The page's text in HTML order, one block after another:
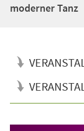
moderner Tanz